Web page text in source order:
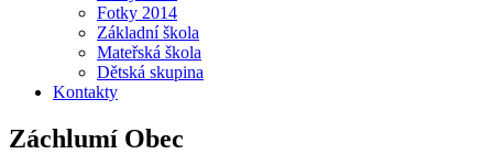
Fotky 2014
Základní škola
Mateřská škola
Dětská skupina
Kontakty
Záchlumí Obec